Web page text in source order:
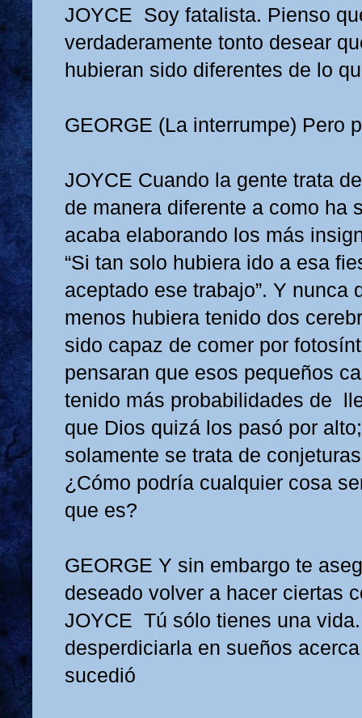
JOYCE Soy fatalista. Pienso
verdaderamente tonto desear
hubieran sido diferentes de lo
GEORGE (La interrumpe) Pero
JOYCE Cuando la gente trata
de manera diferente a como ha
acaba elaborando los más
“Si tan solo hubiera ido a esa
aceptado ese trabajo”. Y nunca
menos hubiera tenido dos
sido capaz de comer por
pensaran que esos pequeños
tenido más probabilidades de
que Dios quizá los pasó por
solamente se trata de
¿Cómo podría cualquier cosa
que es?
GEORGE Y sin embargo te
deseado volver a hacer ciertas
JOYCE Tú sólo tienes una
desperdiciarla en sueños
sucedió